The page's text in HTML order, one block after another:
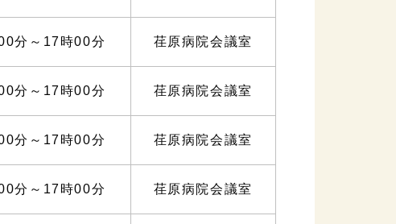
分～17時00分 荏原病院会議室
分～17時00分 荏原病院会議室
分～17時00分 荏原病院会議室
分～17時00分 荏原病院会議室